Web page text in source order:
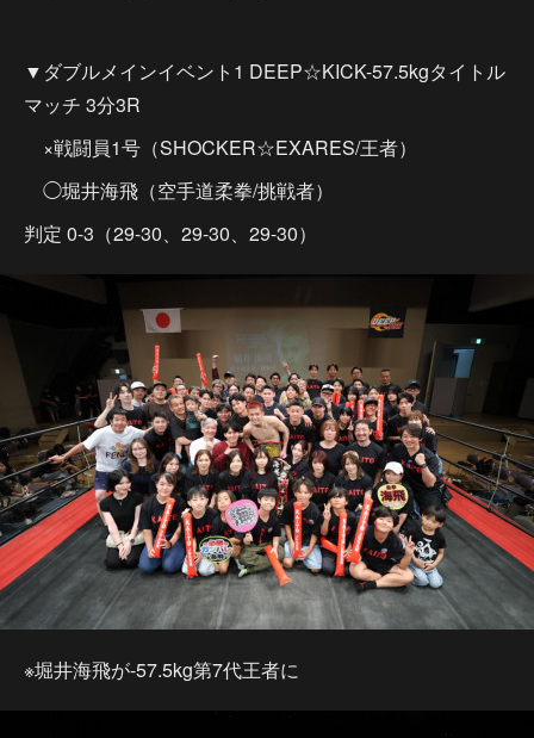
▼ダブルメインイベント1 DEEP☆KICK-57.5kgタイトル
マッチ 3分3R
×戦闘員1号（SHOCKER☆EXARES/王者）
◯堀井海飛（空手道柔拳/挑戦者）
判定 0-3（29-30、29-30、29-30）
※堀井海飛が-57.5kg第7代王者に